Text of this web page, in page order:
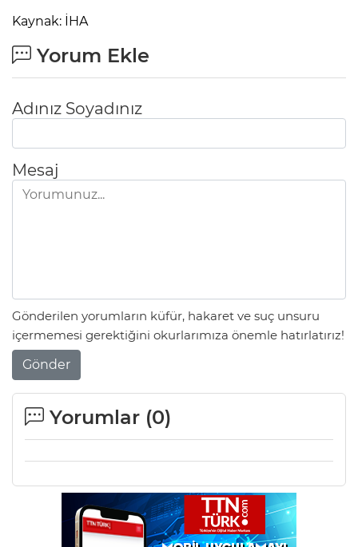
Kaynak: İHA
Yorum Ekle
Adınız Soyadınız
Mesaj
Gönderilen yorumların küfür, hakaret ve suç unsuru
içermemesi gerektiğini okurlarımıza önemle hatırlatırız!
Gönder
Yorumlar (0)